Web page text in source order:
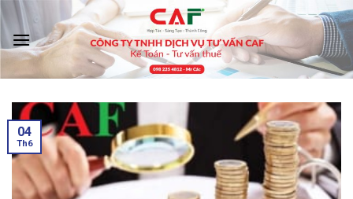
Skip
to
content
04
Th6